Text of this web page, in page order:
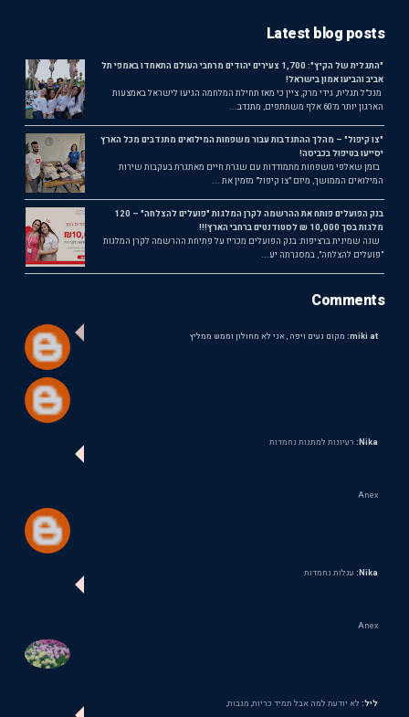
Latest blog posts
"התגלית של הקיץ": 1,700 צעירים יהודים מרחבי העולם התאחדו באמפי תל
אביב והביעו אמון בישראל!
מנכ"ל תגלית, גידי מרק, ציין כי מאז תחילת המלחמה הגיעו לישראל באמצעות
הארגון יותר מ־60 אלף משתתפים, מתנדב...
"צו קיפול" – מהלך ההתנדבות עבור משפחות המילואים מתנדבים מכל הארץ
יסייעו בטיפול בכביסה!
בזמן שאלפי משפחות מתמודדות עם שגרת חיים מאתגרת בעקבות שירות
המילואים הממושך, מיזם "צו קיפול" מזמין את ...
בנק הפועלים פותח את ההרשמה לקרן המלגות "פועלים להצלחה" – 120
מלגות בסך 10,000 ₪ לסטודנטים ברחבי הארץ!!!
שנה שמינית ברציפות: בנק הפועלים מכריז על פתיחת ההרשמה לקרן המלגות
"פועלים להצלחה", במסגרתה יע...
Comments
miki at: מקום נעים ויפה , אני לא מחולון וממש ממליץ
Nika: רעיונות למתנות נחמדות
Anex
Nika: עגלות נחמדות
Anex
ליל: לא יודעת למה אבל תמיד כריות, מגבות,